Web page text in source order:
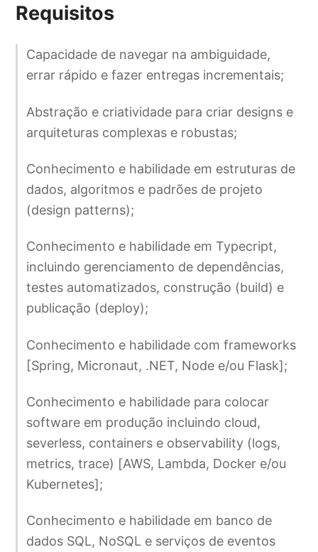
Requisitos
Capacidade de navegar na ambiguidade,
errar rápido e fazer entregas incrementais;
Abstração e criatividade para criar designs e
arquiteturas complexas e robustas;
Conhecimento e habilidade em estruturas de
dados, algoritmos e padrões de projeto
(design patterns);
Conhecimento e habilidade em Typecript,
incluindo gerenciamento de dependências,
testes automatizados, construção (build) e
publicação (deploy);
Conhecimento e habilidade com frameworks
[Spring, Micronaut, .NET, Node e/ou Flask];
Conhecimento e habilidade para colocar
software em produção incluindo cloud,
severless, containers e observability (logs,
metrics, trace) [AWS, Lambda, Docker e/ou
Kubernetes];
Conhecimento e habilidade em banco de
dados SQL, NoSQL e serviços de eventos